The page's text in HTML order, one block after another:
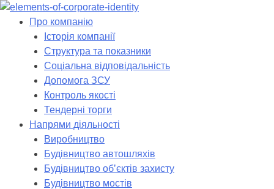
Skip
Про компанію
Історія компанії
Структура та показники
Соціальна відповідальність
Допомога ЗСУ
Контроль якості
Тендерні торги
Напрями діяльності
Виробництво
Будівництво автошляхів
Будівництво обʼєктів захисту
Будівництво мостів